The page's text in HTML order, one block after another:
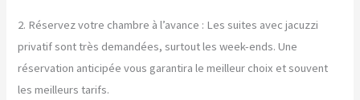
2. Réservez votre chambre à l’avance : Les suites avec jacuzzi
privatif sont très demandées, surtout les week-ends. Une
réservation anticipée vous garantira le meilleur choix et souvent
les meilleurs tarifs.